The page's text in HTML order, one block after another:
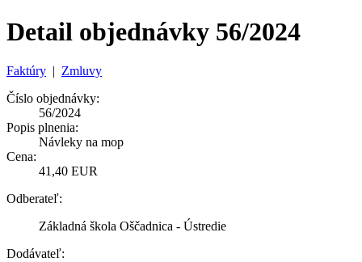
Detail objednávky 56/2024
Faktúry | Zmluvy
Číslo objednávky:
56/2024
Popis plnenia:
Návleky na mop
Cena:
41,40 EUR
Odberateľ:
Základná škola Oščadnica - Ústredie
Dodávateľ: